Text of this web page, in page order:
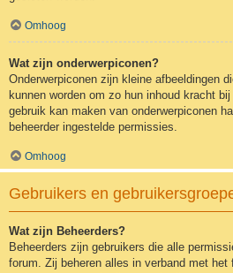
Omhoog
Wat zijn onderwerpiconen?
Onderwerpiconen zijn kleine afbeeldingen
kunnen worden om zo hun inhoud kracht
gebruik kan maken van onderwerpiconen
beheerder ingestelde permissies.
Omhoog
Gebruikers en
Wat zijn Beheerders?
Beheerders zijn gebruikers die alle
forum. Zij beheren alles in verband met